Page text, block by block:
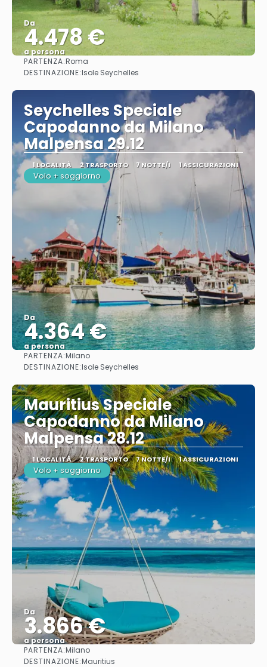
Da
4.478 €
a persona
Vedere
PARTENZA:Roma
DESTINAZIONE:Isole Seychelles
Seychelles Speciale
Capodanno da Milano
Malpensa 29.12
1 LOCALITÀ 2 TRASPORTO 7 NOTTE/I 1 ASSICURAZIONI
Volo + soggiorno
Da
4.364 €
a persona
Vedere
PARTENZA:Milano
DESTINAZIONE:Isole Seychelles
Mauritius Speciale
Capodanno da Milano
Malpensa 28.12
1 LOCALITÀ 2 TRASPORTO 7 NOTTE/I 1 ASSICURAZIONI
Volo + soggiorno
Da
3.866 €
a persona
PARTENZA:Milano
DESTINAZIONE:Mauritius